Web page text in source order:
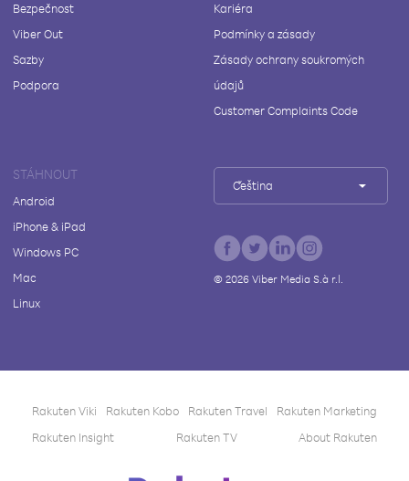
Bezpečnost
Viber Out
Sazby
Podpora
Kariéra
Podmínky a zásady
Zásady ochrany soukromých
údajů
Customer Complaints Code
STÁHNOUT
Android
iPhone & iPad
Windows PC
Mac
Linux
Čeština
© 2026Viber Media S.à r.l.
Rakuten Viki Rakuten Kobo Rakuten Travel
Rakuten Marketing
Rakuten Insight
Rakuten TV About Rakuten